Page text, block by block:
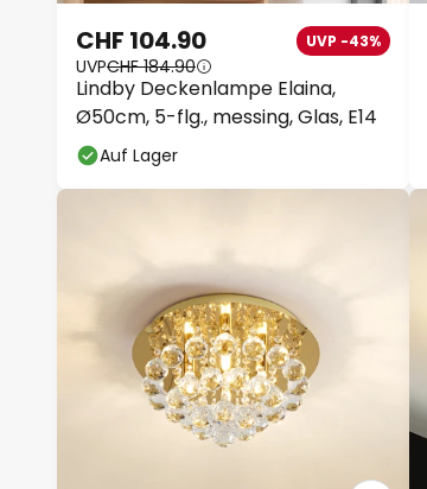
Lindby Deckenlampe Elaina,
Ø50cm, 5-flg., messing, Glas, E14
CHF 104.90 UVP -43%
UVPCHF 184.90
Auf Lager